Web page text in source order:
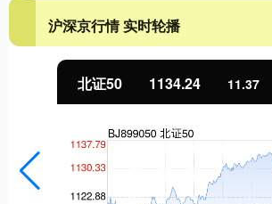
沪深京行情 实时轮播
北证50 1134.24 11.37